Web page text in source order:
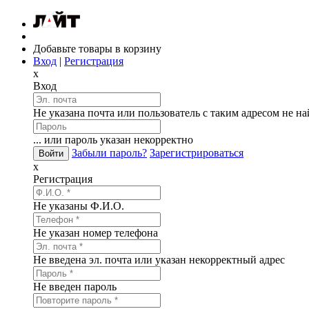
Добавьте товары в корзину
Вход | Регистрация
x
Вход
Не указана почта или пользователь с таким адресом не
... или пароль указан некорректно
Забыли пароль? Зарегистрироваться
x
Регистрация
Не указаны Ф.И.О.
Не указан номер телефона
Не введена эл. почта или указан некорректный адрес
Не введен пароль